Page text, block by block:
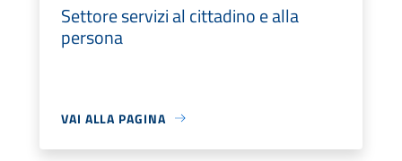
Settore servizi al cittadino e alla
persona
VAI ALLA PAGINA